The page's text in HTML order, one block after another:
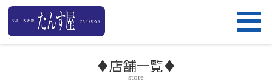
♦店舗一覧♦
store